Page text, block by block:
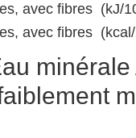
avec fibres (kJ/
avec fibres